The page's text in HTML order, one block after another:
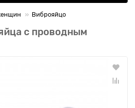
Виброяйцо
с проводным